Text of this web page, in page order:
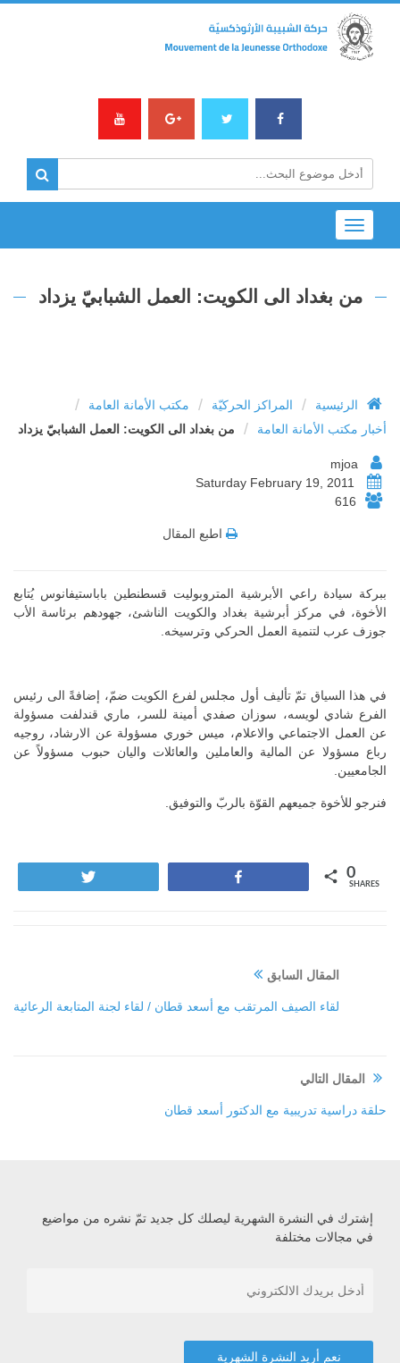
Toggle
navigation
من بغداد الى الكويت: العمل الشبابيّ يزداد
الرئيسية / المراكز الحركيّة / مكتب الأمانة العامة /
أخبار مكتب الأمانة العامة / من بغداد الى الكويت: العمل الشبابيّ يزداد
616
اطبع المقال
ببركة سيادة راعي الأبرشية المتروبوليت قسطنطين باباستيفانوس يُتابع
الأخوة، في مركز أبرشية بغداد والكويت الناشئ، جهودهم برئاسة الأب
جوزف عرب لتنمية العمل الحركي وترسيخه.
في هذا السياق تمّ تأليف أول مجلس لفرع الكويت ضمّ، إضافةً الى رئيس
الفرع شادي لويسه، سوزان صفدي أمينة للسر، ماري قندلفت مسؤولة
عن العمل الاجتماعي والاعلام، ميس خوري مسؤولة عن الارشاد، روجيه
رباع مسؤولا عن المالية والعاملين والعائلات واليان حبوب مسؤولاً عن
الجامعيين.
فنرجو للأخوة جميعهم القوّة بالربّ والتوفيق.
0
SHARES
المقال السابق
لقاء الصيف المرتقب مع أسعد قطان / لقاء لجنة المتابعة الرعائية
المقال التالي
حلقة دراسية تدريبية مع الدكتور أسعد قطان
إشترك في النشرة الشهرية ليصلك كل جديد تمّ نشره من مواضيع
في مجالات مختلفة